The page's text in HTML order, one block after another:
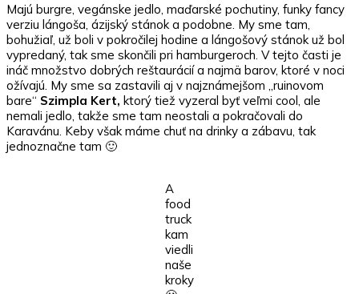
Majú burgre, vegánske jedlo, maďarské pochutiny, funky fancy
verziu lángoša, ázijský stánok a podobne. My sme tam,
bohužiaľ, už boli v pokročilej hodine a lángošový stánok už bol
vypredaný, tak sme skončili pri hamburgeroch. V tejto časti je
ináč množstvo dobrých reštaurácií a najmä barov, ktoré v noci
ožívajú. My sme sa zastavili aj v najznámejšom „ruinovom
bare“ Szimpla Kert, ktorý tiež vyzeral byť veľmi cool, ale
nemali jedlo, takže sme tam neostali a pokračovali do
Karavánu. Keby však máme chuť na drinky a zábavu, tak
jednoznačne tam 🙂
A
food
truck
kam
viedli
naše
kroky